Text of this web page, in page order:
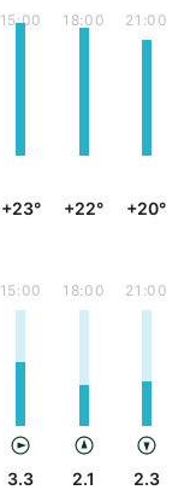
15:00
+23°
18:00
+22°
21:00
+20°
15:00
3.3
18:00
2.1
21:00
2.3